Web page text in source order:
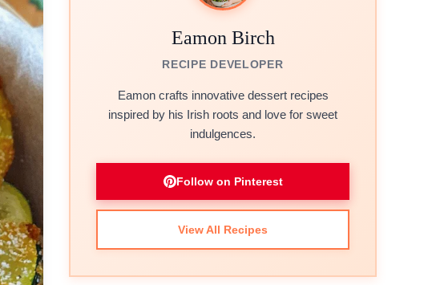
Eamon Birch
RECIPE DEVELOPER
Eamon crafts innovative dessert recipes
inspired by his Irish roots and love for sweet
indulgences.
Follow on Pinterest
View All Recipes